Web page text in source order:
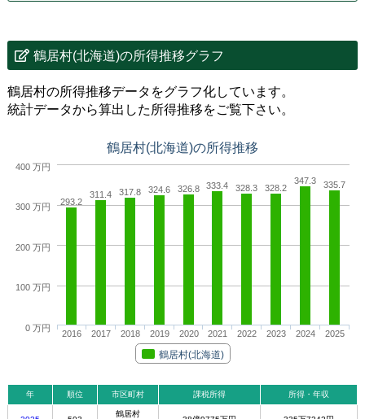
鶴居村(北海道)の所得推移グラフ
鶴居村の所得推移データをグラフ化しています。
統計データから算出した所得推移をご覧下さい。
鶴居村(北海道)の所得推移
293.2
311.4 317.8 324.6 326.8 333.4 328.3 328.2
347.3 335.7
鶴居村(北海道)
2016 2017 2018 2019 2020 2021 2022 2023 2024 2025
0 万円
100 万円
200 万円
300 万円
400 万円
年 順位 市区町村 課税所得 所得・年収
鶴居村